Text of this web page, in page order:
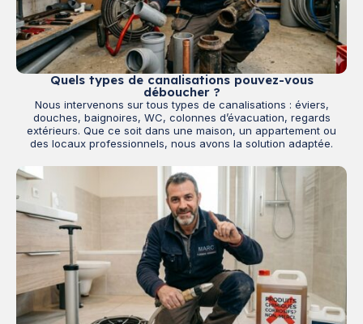
Quels types de canalisations pouvez-vous
déboucher ?
Nous intervenons sur tous types de canalisations : éviers,
douches, baignoires, WC, colonnes d’évacuation, regards
extérieurs. Que ce soit dans une maison, un appartement ou
des locaux professionnels, nous avons la solution adaptée.